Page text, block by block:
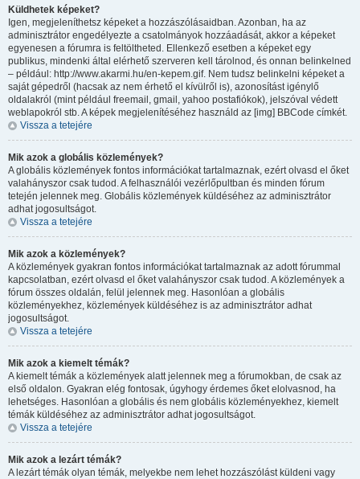
Küldhetek képeket?
Igen, megjeleníthetsz képeket a hozzászólásaidban. Azonban, ha az
adminisztrátor engedélyezte a csatolmányok hozzáadását, akkor a képeket
egyenesen a fórumra is feltöltheted. Ellenkező esetben a képeket egy
publikus, mindenki által elérhető szerveren kell tárolnod, és onnan belinkelned
– például: http://www.akarmi.hu/en-kepem.gif. Nem tudsz belinkelni képeket a
saját gépedről (hacsak az nem érhető el kívülről is), azonosítást igénylő
oldalakról (mint például freemail, gmail, yahoo postafiókok), jelszóval védett
weblapokról stb. A képek megjelenítéséhez használd az [img] BBCode címkét.
Vissza a tetejére
Mik azok a globális közlemények?
A globális közlemények fontos információkat tartalmaznak, ezért olvasd el őket
valahányszor csak tudod. A felhasználói vezérlőpultban és minden fórum
tetején jelennek meg. Globális közlemények küldéséhez az adminisztrátor
adhat jogosultságot.
Vissza a tetejére
Mik azok a közlemények?
A közlemények gyakran fontos információkat tartalmaznak az adott fórummal
kapcsolatban, ezért olvasd el őket valahányszor csak tudod. A közlemények a
fórum összes oldalán, felül jelennek meg. Hasonlóan a globális
közleményekhez, közlemények küldéséhez is az adminisztrátor adhat
jogosultságot.
Vissza a tetejére
Mik azok a kiemelt témák?
A kiemelt témák a közlemények alatt jelennek meg a fórumokban, de csak az
első oldalon. Gyakran elég fontosak, úgyhogy érdemes őket elolvasnod, ha
lehetséges. Hasonlóan a globális és nem globális közleményekhez, kiemelt
témák küldéséhez az adminisztrátor adhat jogosultságot.
Vissza a tetejére
Mik azok a lezárt témák?
A lezárt témák olyan témák, melyekbe nem lehet hozzászólást küldeni vagy